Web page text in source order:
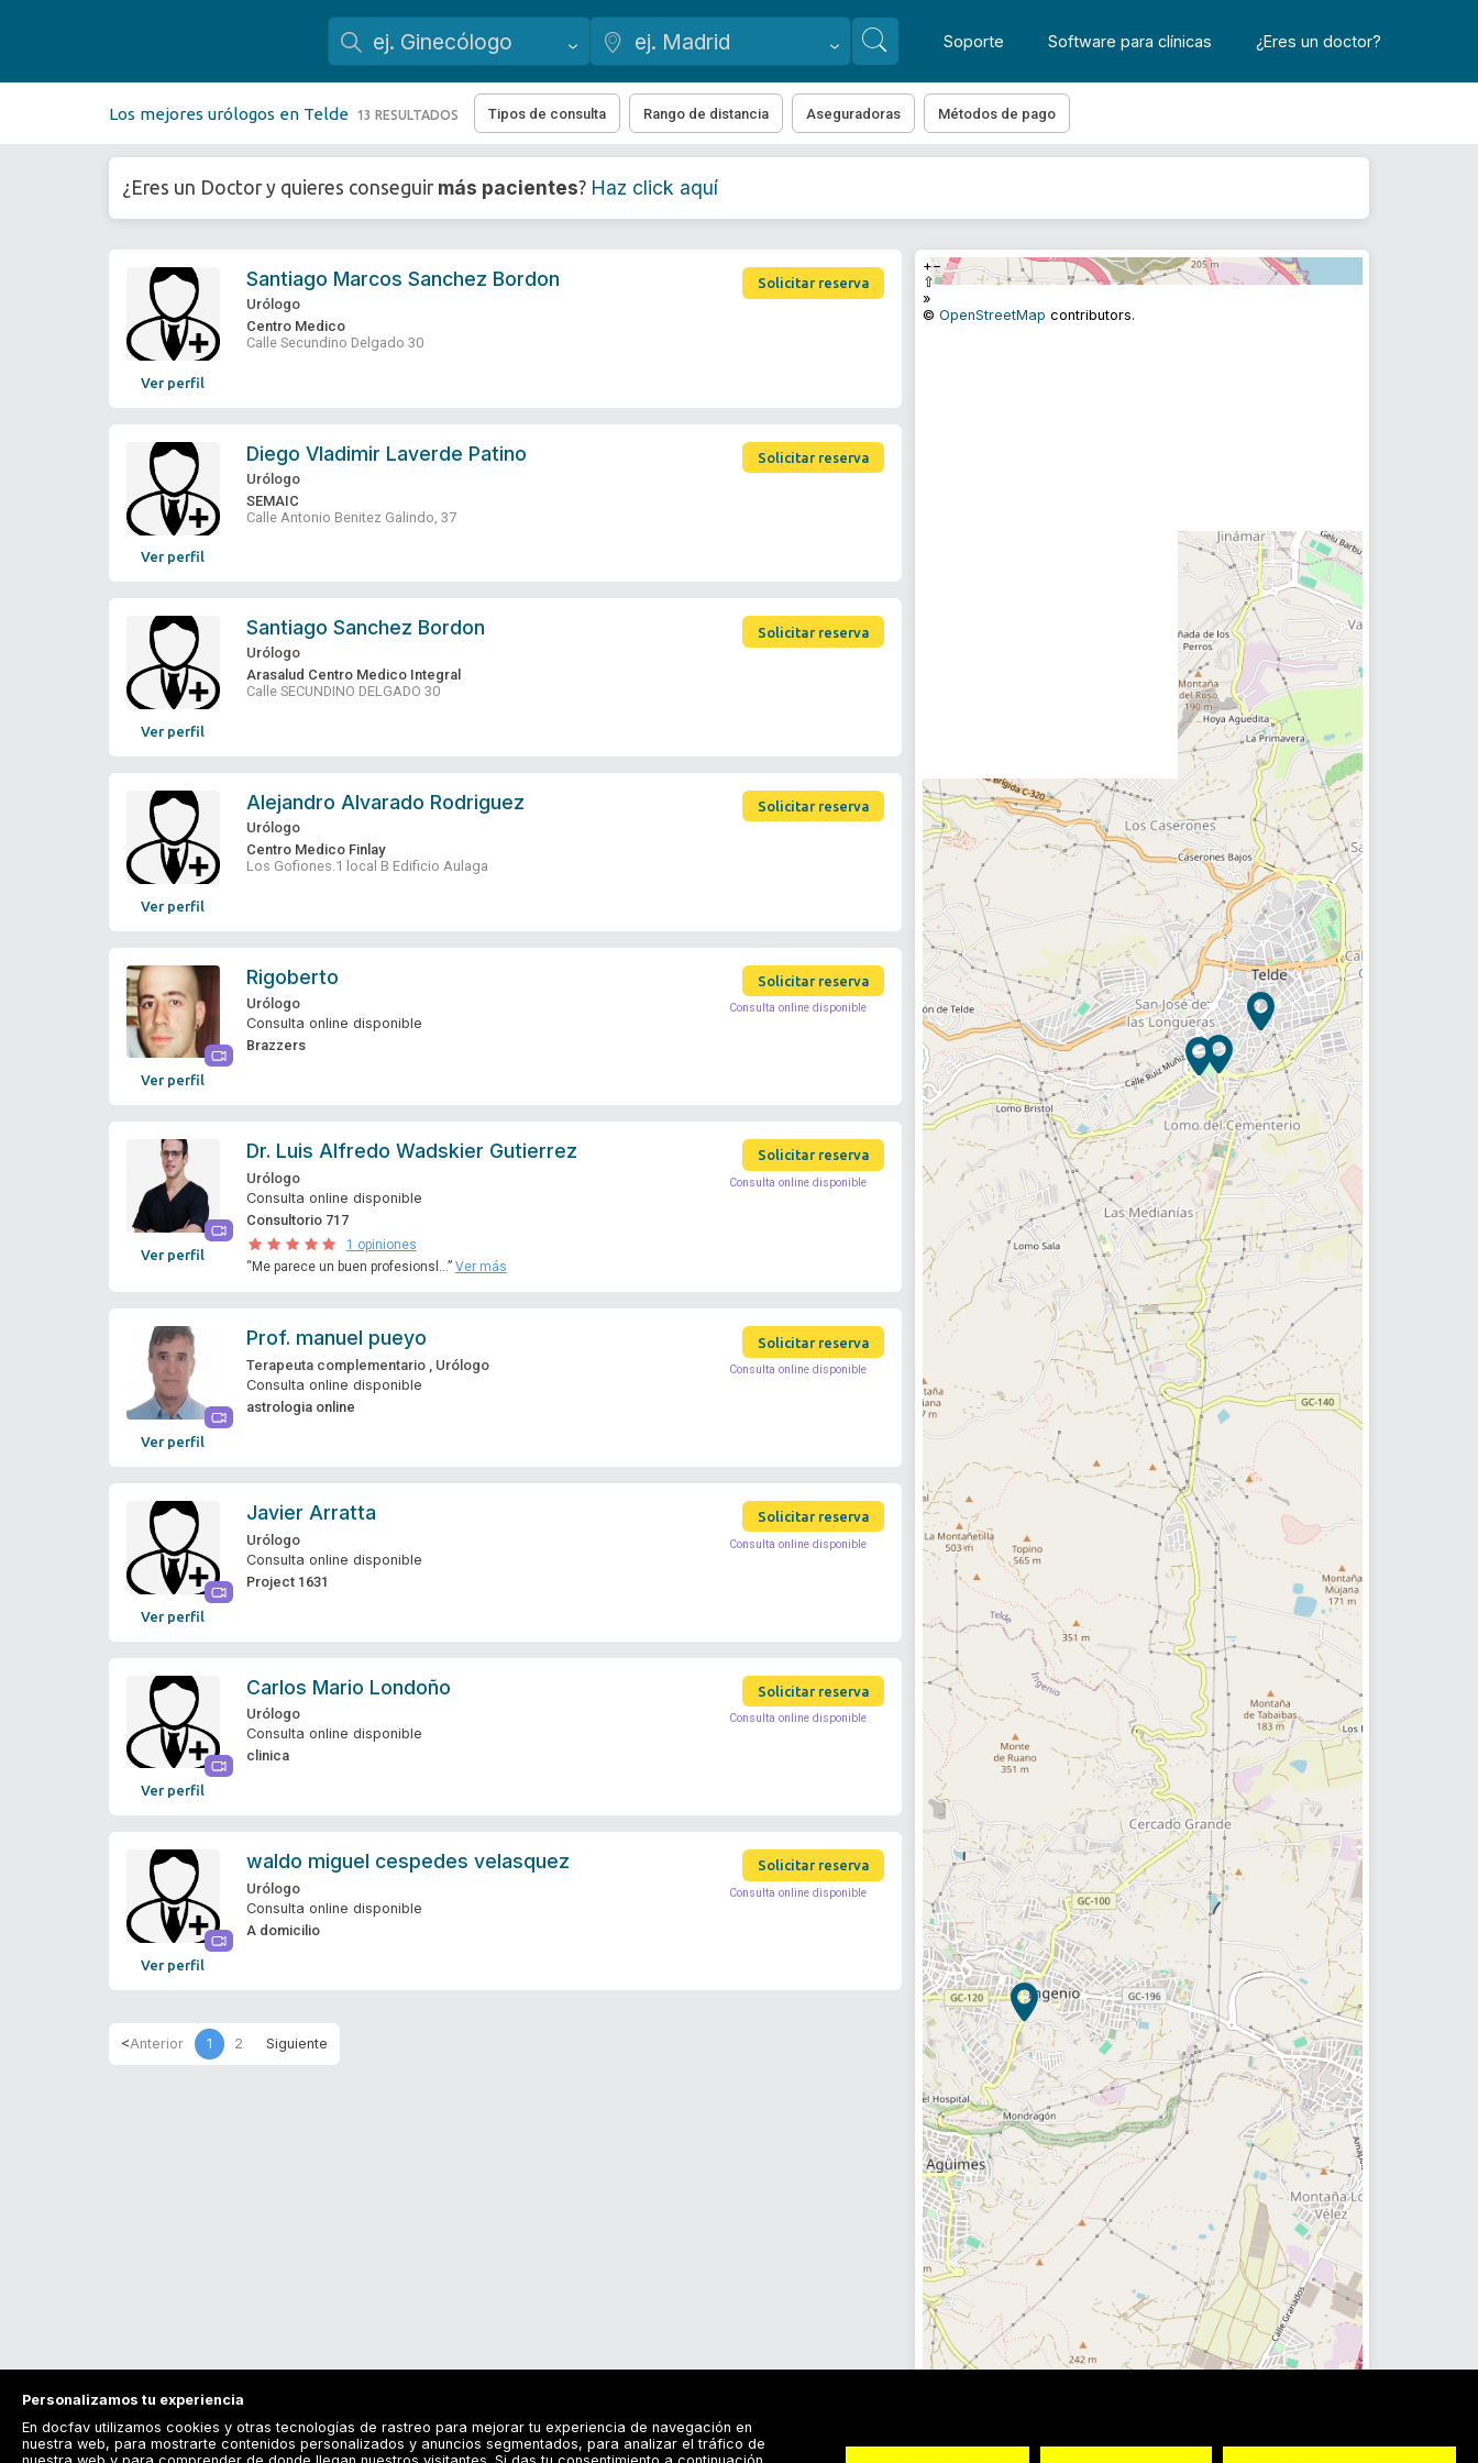
Soporte Software para clínicas ¿Eres un doctor?
Los mejores urólogos en Telde 13 RESULTADOS Tipos de consulta Rango de distancia Aseguradoras Métodos de pago
¿Eres un Doctor y quieres conseguir más pacientes? Haz click aquí
Ver perfil
Santiago Marcos Sanchez Bordon Solicitar reserva
Urólogo
Centro Medico
Calle Secundino Delgado 30
Ver perfil
Diego Vladimir Laverde Patino Solicitar reserva
Urólogo
SEMAIC
Calle Antonio Benitez Galindo, 37
Ver perfil
Santiago Sanchez Bordon Solicitar reserva
Urólogo
Arasalud Centro Medico Integral
Calle SECUNDINO DELGADO 30
Ver perfil
Alejandro Alvarado Rodriguez Solicitar reserva
Urólogo
Centro Medico Finlay
Los Gofiones.1 local B Edificio Aulaga
Ver perfil
Rigoberto Solicitar reserva
Urólogo Consulta online disponible
Consulta online disponible
Brazzers
Ver perfil
Dr. Luis Alfredo Wadskier Gutierrez Solicitar reserva
Urólogo Consulta online disponible
Consulta online disponible
Consultorio 717
1 opiniones
“Me parece un buen profesionsl...” Ver más
Ver perfil
Prof. manuel pueyo Solicitar reserva
Terapeuta complementario , Urólogo Consulta online disponible
Consulta online disponible
astrologia online
Ver perfil
Javier Arratta Solicitar reserva
Urólogo Consulta online disponible
Consulta online disponible
Project 1631
Ver perfil
Carlos Mario Londoño Solicitar reserva
Urólogo Consulta online disponible
Consulta online disponible
clinica
Ver perfil
waldo miguel cespedes velasquez Solicitar reserva
Urólogo Consulta online disponible
Consulta online disponible
A domicilio
1 2
+−
⇧
»
© OpenStreetMap contributors.
Personalizamos tu experiencia
En docfav utilizamos cookies y otras tecnologías de rastreo para mejorar tu experiencia de navegación en
nuestra web, para mostrarte contenidos personalizados y anuncios segmentados, para analizar el tráfico de